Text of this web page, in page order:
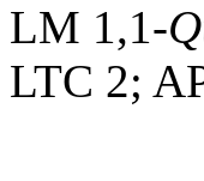
LM 1,1-
LTC 2;